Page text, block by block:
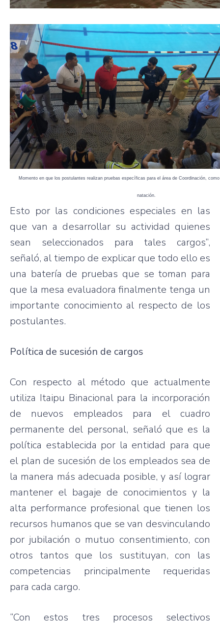
Momento en que los postulantes realizan pruebas específicas para el área de Coordinación,
natación.
Esto por las condiciones especiales en las
que van a desarrollar su actividad quienes
sean seleccionados para tales cargos”,
señaló, al tiempo de explicar que todo ello es
una batería de pruebas que se toman para
que la mesa evaluadora finalmente tenga un
importante conocimiento al respecto de los
postulantes.
Política de sucesión de cargos
Con respecto al método que actualmente
utiliza Itaipu Binacional para la incorporación
de nuevos empleados para el cuadro
permanente del personal, señaló que es la
política establecida por la entidad para que
el plan de sucesión de los empleados sea de
la manera más adecuada posible, y así lograr
mantener el bagaje de conocimientos y la
alta performance profesional que tienen los
recursos humanos que se van desvinculando
por jubilación o mutuo consentimiento, con
otros tantos que los sustituyan, con las
competencias principalmente requeridas
para cada cargo.
“Con estos tres procesos selectivos